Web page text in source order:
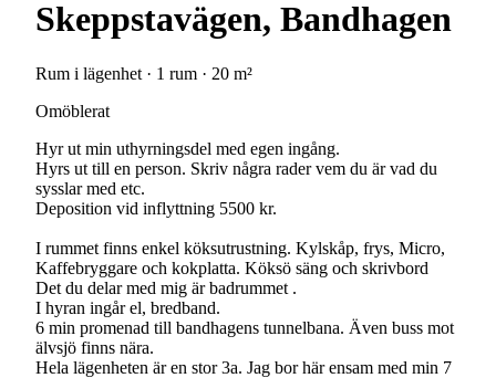
Skeppstavägen, Bandhagen
Rum i lägenhet · 1 rum · 20 m²
Omöblerat
Hyr ut min uthyrningsdel med egen ingång.
Hyrs ut till en person. Skriv några rader vem du är vad du
sysslar med etc.
Deposition vid inflyttning 5500 kr.
I rummet finns enkel köksutrustning. Kylskåp, frys, Micro,
Kaffebryggare och kokplatta. Köksö säng och skrivbord
Det du delar med mig är badrummet .
I hyran ingår el, bredband.
6 min promenad till bandhagens tunnelbana. Även buss mot
älvsjö finns nära.
Hela lägenheten är en stor 3a. Jag bor här ensam med min 7